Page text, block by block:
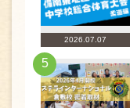
2026.07.07
5